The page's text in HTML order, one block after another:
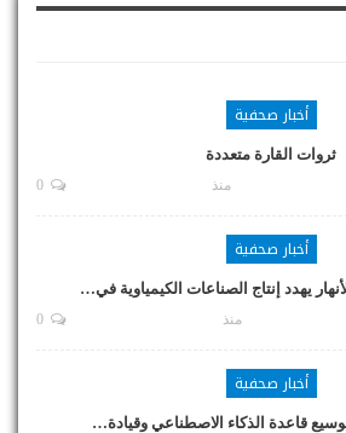
أخبار صحفية
ثروات القارة متعددة
منذ
أخبار صحفية
يهدد إنتاج الصناعات الكيمياوية في…
منذ
أخبار صحفية
قاعدة الذكاء الاصطناعي وقيادة…